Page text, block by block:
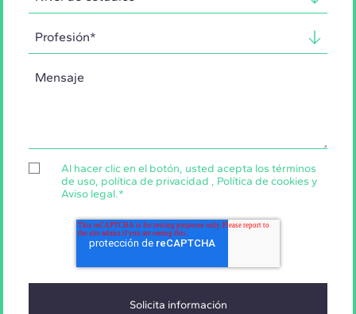
Al hacer clic en el botón, usted acepta los términos
de uso, política de privacidad , Política de cookies y
Aviso legal.*